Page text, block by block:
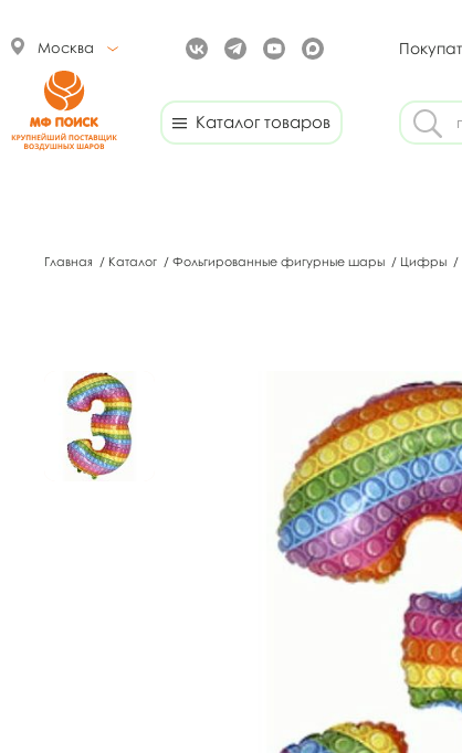
Москва
Каталог товаров
Главная / Каталог / Фольгированные фигурные шары / Цифры /